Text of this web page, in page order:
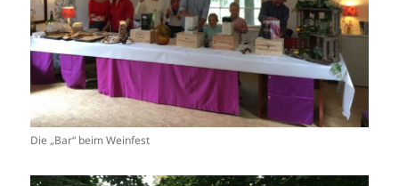
Die „Bar“ beim Weinfest